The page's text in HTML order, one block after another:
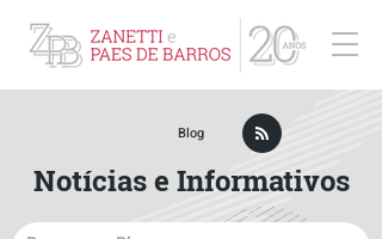
Blog
Notícias e Informativos